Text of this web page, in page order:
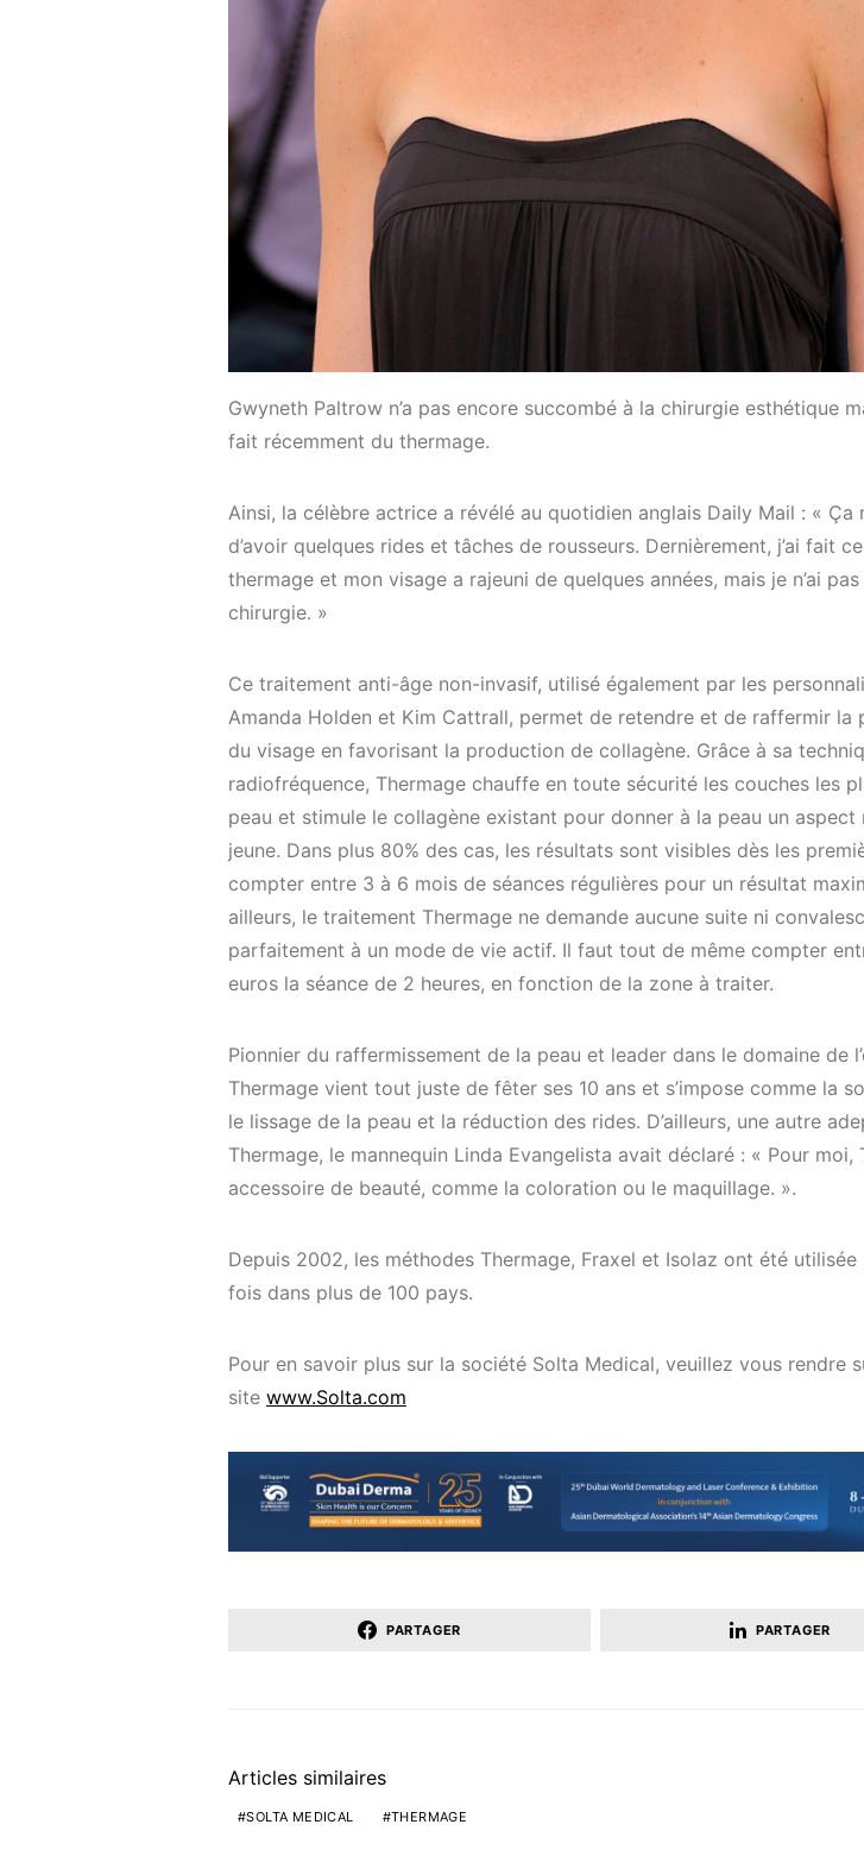
Gwyneth Paltrow n’a pas encore succombé à la chirurgie esthétique
fait récemment du thermage.
Ainsi, la célèbre actrice a révélé au quotidien anglais Daily Mail : « Ça
d’avoir quelques rides et tâches de rousseurs. Dernièrement, j’ai fait
thermage et mon visage a rajeuni de quelques années, mais je n’ai
chirurgie. »
Ce traitement anti-âge non-invasif, utilisé également par les
Amanda Holden et Kim Cattrall, permet de retendre et de raffermir la
du visage en favorisant la production de collagène. Grâce à sa
radiofréquence, Thermage chauffe en toute sécurité les couches les
peau et stimule le collagène existant pour donner à la peau un aspect
jeune. Dans plus 80% des cas, les résultats sont visibles dès les
compter entre 3 à 6 mois de séances régulières pour un résultat
ailleurs, le traitement Thermage ne demande aucune suite ni
parfaitement à un mode de vie actif. Il faut tout de même compter
euros la séance de 2 heures, en fonction de la zone à traiter.
Pionnier du raffermissement de la peau et leader dans le domaine de
Thermage vient tout juste de fêter ses 10 ans et s’impose comme la
le lissage de la peau et la réduction des rides. D’ailleurs, une autre
Thermage, le mannequin Linda Evangelista avait déclaré : « Pour moi,
accessoire de beauté, comme la coloration ou le maquillage. ».
Depuis 2002, les méthodes Thermage, Fraxel et Isolaz ont été utilisée
fois dans plus de 100 pays.
Pour en savoir plus sur la société Solta Medical, veuillez vous rendre
site www.Solta.com
PARTAGER PARTAGER
Articles similaires
SOLTA MEDICAL THERMAGE